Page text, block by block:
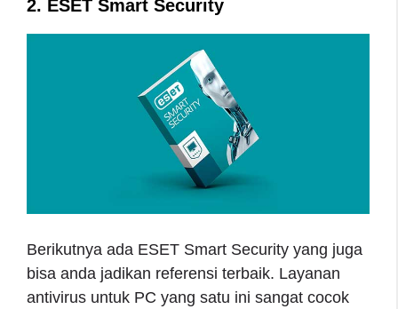
2. ESET Smart Security
Berikutnya ada ESET Smart Security yang juga
bisa anda jadikan referensi terbaik. Layanan
antivirus untuk PC yang satu ini sangat cocok